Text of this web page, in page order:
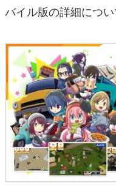
バイル版の詳細につ